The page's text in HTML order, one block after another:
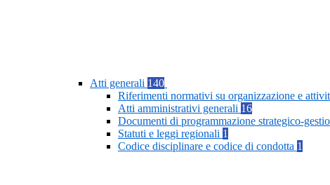
Atti generali 140
Riferimenti normativi su organizzazione e
Atti amministrativi generali 16
Documenti di programmazione strategico-
Statuti e leggi regionali 1
Codice disciplinare e codice di condotta 1